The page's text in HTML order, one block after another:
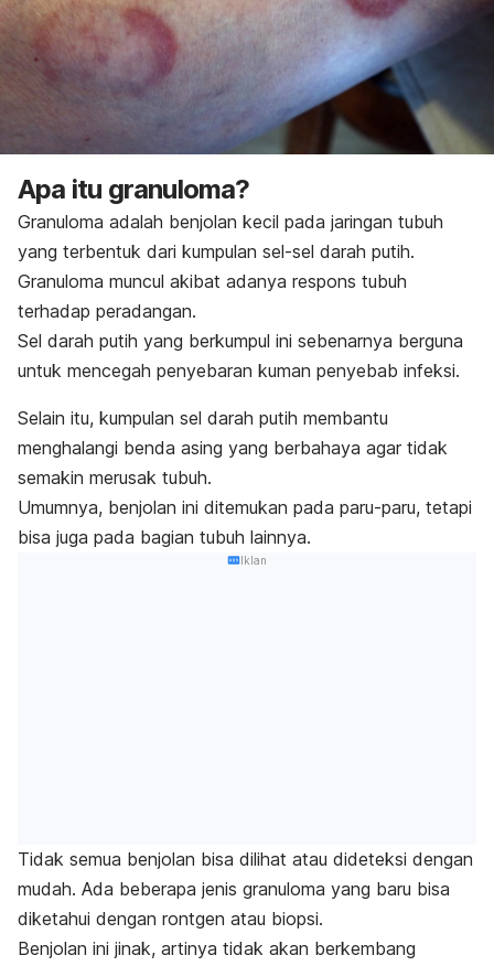
Apa itu granuloma?
Granuloma adalah benjolan kecil pada jaringan tubuh
yang terbentuk dari kumpulan sel-sel darah putih.
Granuloma muncul akibat adanya respons tubuh
terhadap peradangan.
Sel darah putih yang berkumpul ini sebenarnya berguna
untuk mencegah penyebaran kuman penyebab infeksi.
Selain itu, kumpulan sel darah putih membantu
menghalangi benda asing yang berbahaya agar tidak
semakin merusak tubuh.
Umumnya, benjolan ini ditemukan pada paru-paru, tetapi
bisa juga pada bagian tubuh lainnya.
Iklan
Tidak semua benjolan bisa dilihat atau dideteksi dengan
mudah. Ada beberapa jenis granuloma yang baru bisa
diketahui dengan rontgen atau biopsi.
Benjolan ini jinak, artinya tidak akan berkembang